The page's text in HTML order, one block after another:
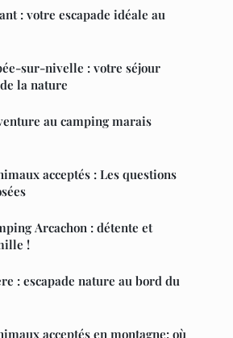
: votre escapade idéale au
sur-nivelle : votre séjour
la nature
au camping marais
acceptés : Les questions
Arcachon : détente et
!
: escapade nature au bord du
acceptés en montagne: où